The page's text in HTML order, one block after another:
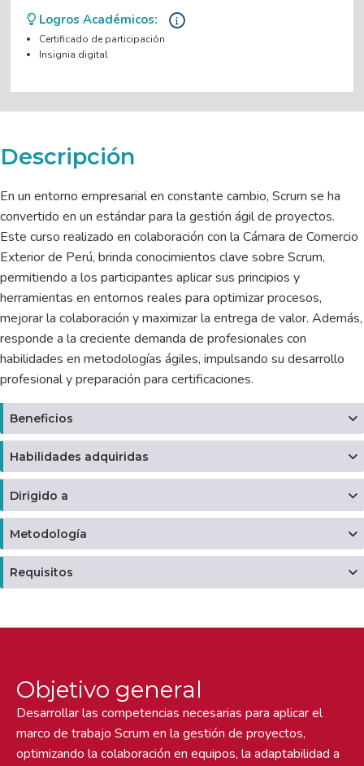
Logros Académicos:
Certificado de participación
Insignia digital
Descripción
En un entorno empresarial en constante cambio, Scrum se ha
convertido en un estándar para la gestión ágil de proyectos.
Este curso realizado en colaboración con la Cámara de Comercio
Exterior de Perú, brinda conocimientos clave sobre Scrum,
permitiendo a los participantes aplicar sus principios y
herramientas en entornos reales para optimizar procesos,
mejorar la colaboración y maximizar la entrega de valor. Además,
responde a la creciente demanda de profesionales con
habilidades en metodologías ágiles, impulsando su desarrollo
profesional y preparación para certificaciones.
Beneficios
Habilidades adquiridas
Dirigido a
Metodología
Requisitos
Objetivo general
Desarrollar las competencias necesarias para aplicar el
marco de trabajo Scrum en la gestión de proyectos,
optimizando la colaboración en equipos, la adaptabilidad a